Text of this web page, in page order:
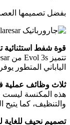
بفضل تصميمها
قوة شفط استثنائية تبلغ 4000
الياباني المتطور
ثلاث وظائف عملية
والتنظيف، كما
تصميم نحيف للغاية